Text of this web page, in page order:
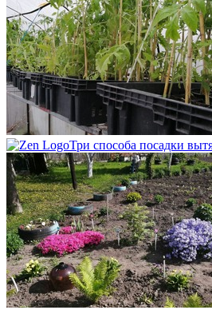
Три способа посадки